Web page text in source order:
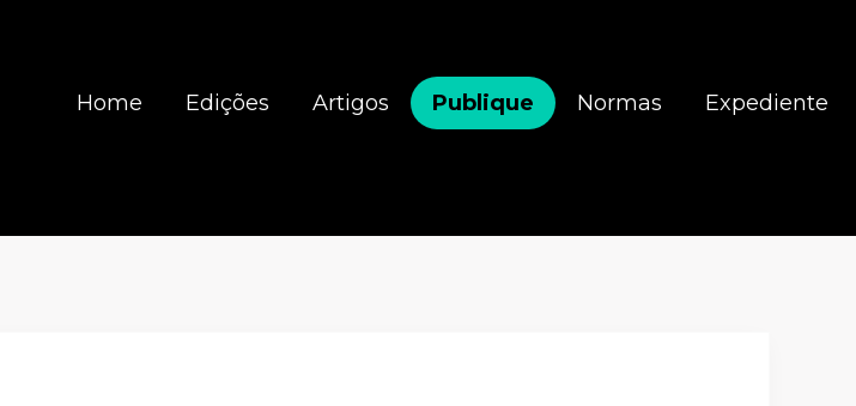
Home Edições Artigos Publique Normas Expediente